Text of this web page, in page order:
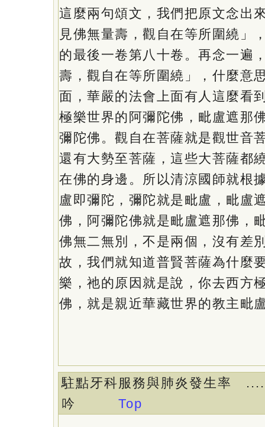
這麼兩句頌文，我們把原文念出
見佛無量壽，觀自在等所圍繞」
的最後一卷第八十卷。再念一遍
壽，觀自在等所圍繞」，什麼意
面，華嚴的法會上面有人這麼看
極樂世界的阿彌陀佛，毗盧遮那
彌陀佛。觀自在菩薩就是觀世音
還有大勢至菩薩，這些大菩薩都
在佛的身邊。所以清涼國師就根
盧即彌陀，彌陀就是毗盧，毗盧
佛，阿彌陀佛就是毗盧遮那佛，
佛無二無別，不是兩個，沒有差
故，我們就知道普賢菩薩為什麼
樂，祂的原因就是說，你去西方
佛，就是親近華藏世界的教主毗
駐點牙科服務與肺炎發生率
吟 Top